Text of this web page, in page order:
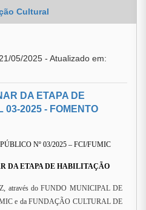
Cultural
05/2025 - Atualizado em:
DA ETAPA DE
03-2025 - FOMENTO
Nº 03/2025 – FCI/FUMIC
DA ETAPA DE HABILITAÇÃO
através do FUNDO MUNICIPAL DE
e da FUNDAÇÃO CULTURAL DE